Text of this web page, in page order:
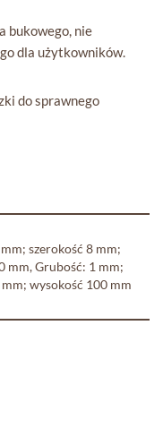
bukowego, nie
dla użytkowników.
do sprawnego
szerokość 8 mm;
mm, Grubość: 1 mm;
wysokość 100 mm